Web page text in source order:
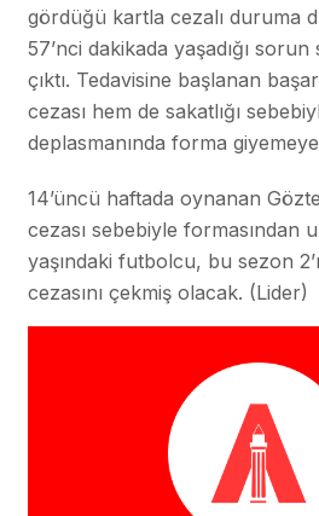
gördüğü kartla cezalı duruma
57’nci dakikada yaşadığı
çıktı. Tedavisine başlanan
cezası hem de sakatlığı
deplasmanında forma
14’üncü haftada oynanan
cezası sebebiyle formasından
yaşındaki futbolcu, bu sezon
cezasını çekmiş olacak. (Lider)